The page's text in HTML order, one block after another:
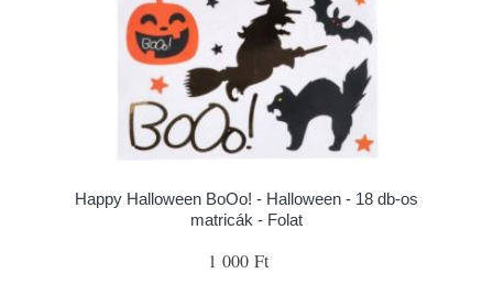
Happy Halloween BoOo! - Halloween - 18 db-os
matricák - Folat
1 000 Ft